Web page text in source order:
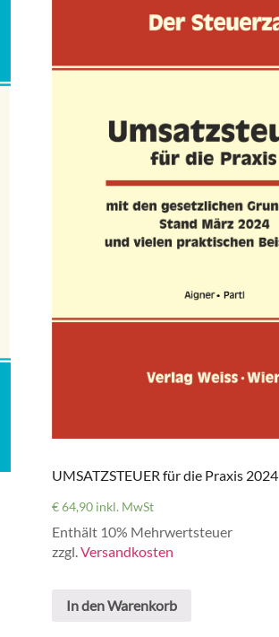
UMSATZSTEUER für die Praxis 2024
€64,90 inkl. MwSt
Enthält 10% Mehrwertsteuer
zzgl.Versandkosten
In den Warenkorb